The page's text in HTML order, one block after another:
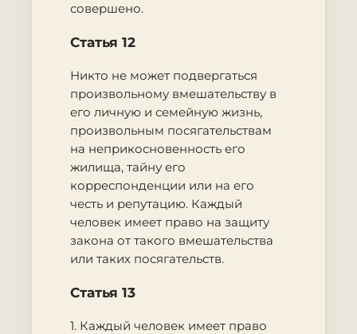
совершено.
Статья 12
Никто не может подвергаться
произвольному вмешательству в
его личную и семейную жизнь,
произвольным посягательствам
на неприкосновенность его
жилища, тайну его
корреспонденции или на его
честь и репутацию. Каждый
человек имеет право на защиту
закона от такого вмешательства
или таких посягательств.
Статья 13
1. Каждый человек имеет право